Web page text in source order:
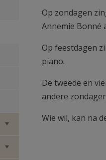
Op zondagen
Annemie Bonné
Op feestdagen
piano.
De tweede en
andere
Wie wil, kan na